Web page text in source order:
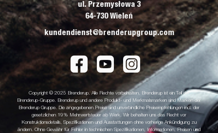
ul. Przemysłowa 3
64-730 Wieleń
kundendienst@brenderupgroup.com
Copyright © 2025 Brenderup. Alle Rechte vorbehalten. Brenderup ist ein Teil der
Brenderup-Gruppe. Brenderup und andere Produkt- und Merkmalsmarken sind Marken der
Brenderup Gruppe. Die angegebenen Preise sind unverbindliche Preisempfehlungen incl. der
gesetzlichen 19% Mehrwertsteuer ab Werk. Wir behalten uns das Recht vor
Konstruktionsdetails, Spezifikationen und Ausstattungen ohne vorherige Ankündigung zu
ändern. Ohne Gewähr für Fehler in technischen Spezifikationen, Informationen, Preisen und